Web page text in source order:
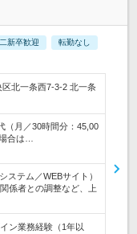
新卒歓迎 転勤なし
区北一条西7-3-2 北一条
（月／30時間分：45,00
合は…
ステム／WEBサイト）
係者との調整など、上
ン業務経験（1年以